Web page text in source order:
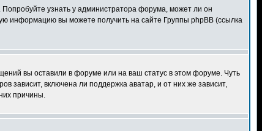
узнать у администратора форума, может ли он
информацию вы можете получить на сайте Группы phpBB (ссылка
вы оставили в форуме или на ваш статус в этом форуме. Чуть
зависит, включена ли поддержка аватар, и от них же зависит,
причины.